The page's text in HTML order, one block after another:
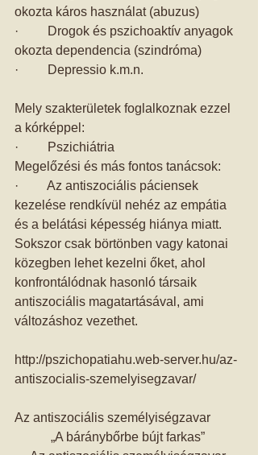
okozta káros használat (abuzus)
·         Drogok és pszichoaktív anyagok
okozta dependencia (szindróma)
·         Depressio k.m.n.
Mely szakterületek foglalkoznak ezzel
a kórképpel:
·         Pszichiátria
Megelőzési és más fontos tanácsok:
·         Az antiszociális páciensek
kezelése rendkívül nehéz az empátia
és a belátási képesség hiánya miatt.
Sokszor csak börtönben vagy katonai
közegben lehet kezelni őket, ahol
konfrontálódnak hasonló társaik
antiszociális magatartásával, ami
változáshoz vezethet.
http://pszichopatiahu.web-server.hu/az-
antiszocialis-szemelyisegzavar/
Az antiszociális személyiségzavar
„A báránybőrbe bújt farkas”